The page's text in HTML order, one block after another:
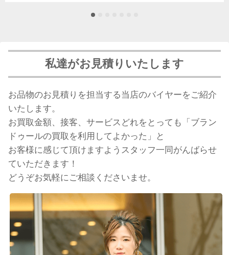
私達がお見積りいたします
お品物のお見積りを担当する当店のバイヤーをご紹介
いたします。
お買取金額、接客、サービスどれをとっても「ブラン
ドゥールの買取を利用してよかった」と
お客様に感じて頂けますようスタッフ一同がんばらせ
ていただきます！
どうぞお気軽にご相談くださいませ。